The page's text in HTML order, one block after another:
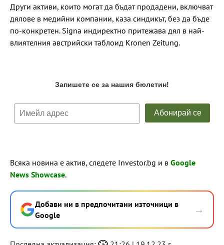
Други активи, които могат да бъдат продадени, включват
дялове в медийни компании, каза синдикът, без да бъде
по-конкретен. Signa индиректно притежава дял в най-
влиятелния австрийски таблоид Kronen Zeitung.
Всяка новина е актив, следете Investor.bg и в Google
News Showcase.
Добави ни в предпочитани източници в
Google
→